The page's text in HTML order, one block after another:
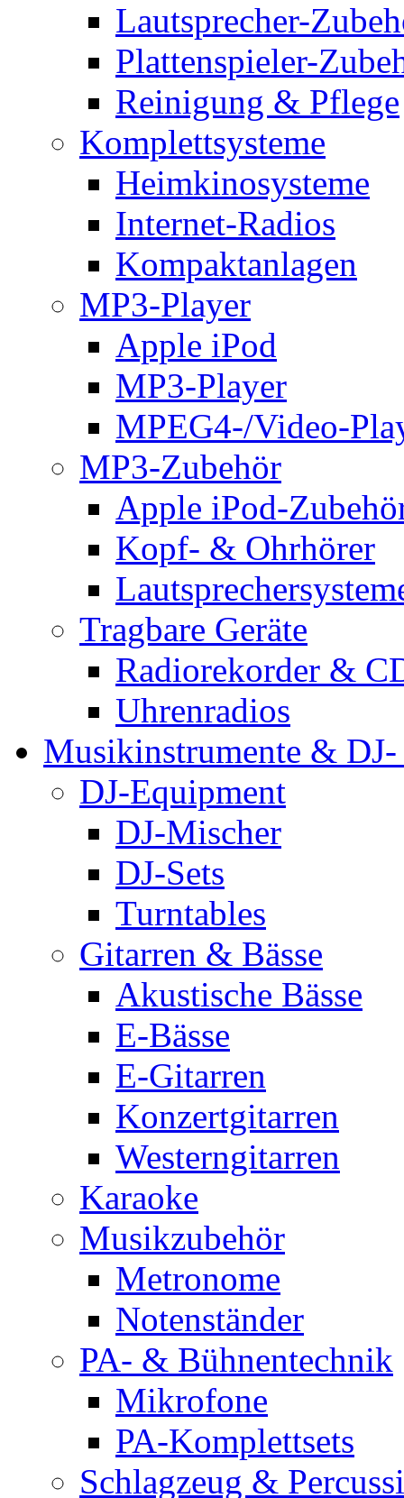
Lautsprecher-
Plattenspieler-
Reinigung & Pflege
Komplettsysteme
Heimkinosysteme
Internet-Radios
Kompaktanlagen
MP3-Player
Apple iPod
MP3-Player
MPEG4-/Video-
MP3-Zubehör
Apple iPod-
Kopf- & Ohrhörer
Tragbare Geräte
Radiorekorder &
Uhrenradios
Musikinstrumente &
DJ-Equipment
DJ-Mischer
DJ-Sets
Turntables
Gitarren & Bässe
Akustische Bässe
E-Bässe
E-Gitarren
Konzertgitarren
Westerngitarren
Karaoke
Musikzubehör
Metronome
Notenständer
PA- & Bühnentechnik
Mikrofone
PA-Komplettsets
Schlagzeug &